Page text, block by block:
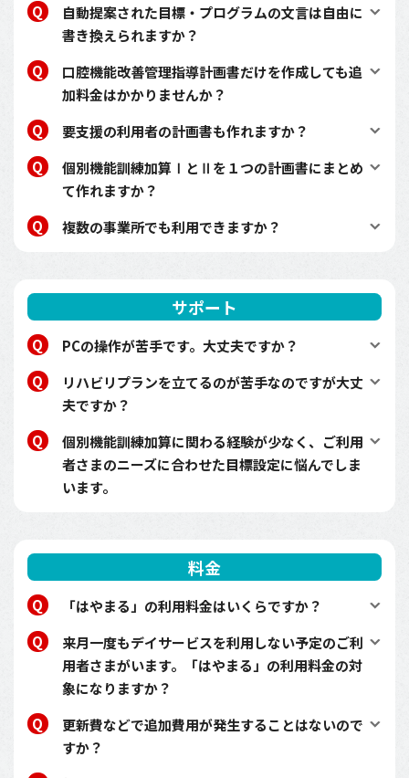
自動提案された目標・プログラムの文言は自由に
書き換えられますか？
⼝腔機能改善管理指導計画書だけを作成しても追
加料金はかかりませんか？
要支援の利用者の計画書も作れますか？
個別機能訓練加算ⅠとⅡを１つの計画書にまとめ
て作れますか？
複数の事業所でも利用できますか？
サポート
PCの操作が苦手です。大丈夫ですか？
リハビリプランを立てるのが苦手なのですが大丈
夫ですか？
個別機能訓練加算に関わる経験が少なく、ご利用
者さまのニーズに合わせた目標設定に悩んでしま
います。
料金
「はやまる」の利用料金はいくらですか？
来月一度もデイサービスを利用しない予定のご利
用者さまがいます。「はやまる」の利用料金の対
象になりますか？
更新費などで追加費用が発生することはないので
すか？